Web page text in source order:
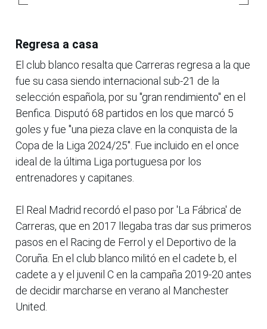
Regresa a casa
El club blanco resalta que Carreras regresa a la que
fue su casa siendo internacional sub-21 de la
selección española, por su "gran rendimiento" en el
Benfica. Disputó 68 partidos en los que marcó 5
goles y fue "una pieza clave en la conquista de la
Copa de la Liga 2024/25". Fue incluido en el once
ideal de la última Liga portuguesa por los
entrenadores y capitanes.
El Real Madrid recordó el paso por 'La Fábrica' de
Carreras, que en 2017 llegaba tras dar sus primeros
pasos en el Racing de Ferrol y el Deportivo de la
Coruña. En el club blanco militó en el cadete b, el
cadete a y el juvenil C en la campaña 2019-20 antes
de decidir marcharse en verano al Manchester
United.